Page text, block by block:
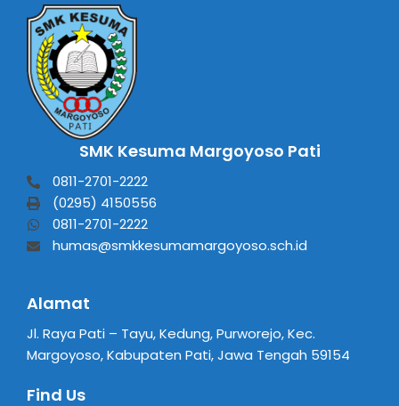
SMK Kesuma Margoyoso Pati
0811-2701-2222
(0295) 4150556
0811-2701-2222
humas@smkkesumamargoyoso.sch.id
Alamat
Jl. Raya Pati – Tayu, Kedung, Purworejo, Kec.
Margoyoso, Kabupaten Pati, Jawa Tengah 59154
Find Us